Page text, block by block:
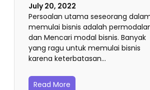
July 20, 2022
Persoalan utama seseorang
memulai bisnis adalah
dan Mencari modal bisnis. Banyak
yang ragu untuk memulai bisnis
karena keterbatasan…
Read More